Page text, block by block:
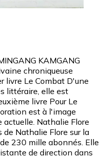
KAMGANG
chroniqueuse
livre Le Combat D'une
littéraire, elle est
livre Pour Le
est à l'image
Nathalie Flore
Nathalie Flore sur la
230 mille abonnés. Elle
de direction dans